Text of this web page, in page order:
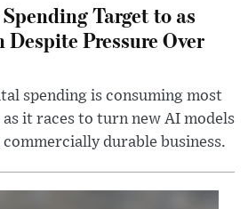
Target to as
Despite Pressure Over
spending is consuming most
it races to turn new AI models
durable business.